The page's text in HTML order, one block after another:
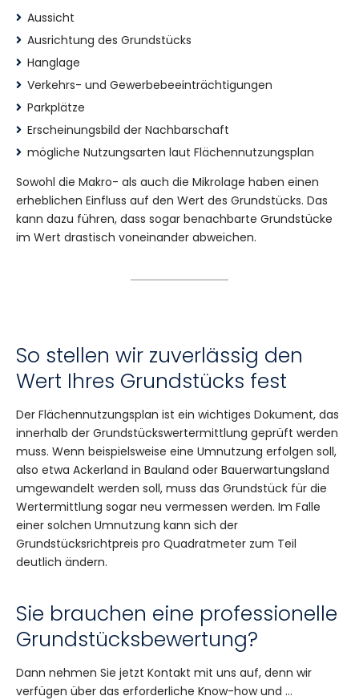
Aussicht
Ausrichtung des Grundstücks
Hanglage
Verkehrs- und Gewerbebeeinträchtigungen
Parkplätze
Erscheinungsbild der Nachbarschaft
mögliche Nutzungsarten laut Flächennutzungsplan
Sowohl die Makro- als auch die Mikrolage haben einen
erheblichen Einfluss auf den Wert des Grundstücks. Das
kann dazu führen, dass sogar benachbarte Grundstücke
im Wert drastisch voneinander abweichen.
So stellen wir zuverlässig den
Wert Ihres Grundstücks fest
Der Flächennutzungsplan ist ein wichtiges Dokument, das
innerhalb der Grundstückswertermittlung geprüft werden
muss. Wenn beispielsweise eine Umnutzung erfolgen soll,
also etwa Ackerland in Bauland oder Bauerwartungsland
umgewandelt werden soll, muss das Grundstück für die
Wertermittlung sogar neu vermessen werden. Im Falle
einer solchen Umnutzung kann sich der
Grundstücksrichtpreis pro Quadratmeter zum Teil
deutlich ändern.
Sie brauchen eine professionelle
Grundstücksbewertung?
Dann nehmen Sie jetzt Kontakt mit uns auf, denn wir
verfügen über das erforderliche Know-how und …